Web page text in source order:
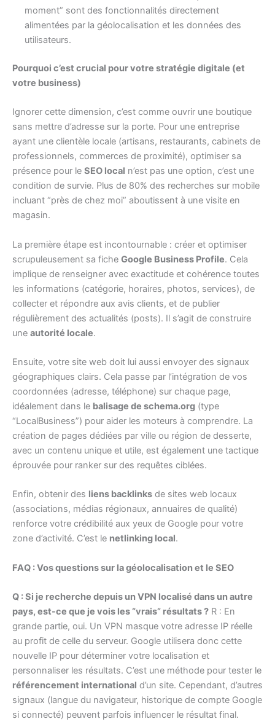
moment” sont des fonctionnalités directement
alimentées par la géolocalisation et les données des
utilisateurs.
Pourquoi c’est crucial pour votre stratégie digitale (et
votre business)
Ignorer cette dimension, c’est comme ouvrir une boutique
sans mettre d’adresse sur la porte. Pour une entreprise
ayant une clientèle locale (artisans, restaurants, cabinets de
professionnels, commerces de proximité), optimiser sa
présence pour le SEO local n’est pas une option, c’est une
condition de survie. Plus de 80% des recherches sur mobile
incluant “près de chez moi” aboutissent à une visite en
magasin.
La première étape est incontournable : créer et optimiser
scrupuleusement sa fiche Google Business Profile. Cela
implique de renseigner avec exactitude et cohérence toutes
les informations (catégorie, horaires, photos, services), de
collecter et répondre aux avis clients, et de publier
régulièrement des actualités (posts). Il s’agit de construire
une autorité locale.
Ensuite, votre site web doit lui aussi envoyer des signaux
géographiques clairs. Cela passe par l’intégration de vos
coordonnées (adresse, téléphone) sur chaque page,
idéalement dans le balisage de schema.org (type
“LocalBusiness”) pour aider les moteurs à comprendre. La
création de pages dédiées par ville ou région de desserte,
avec un contenu unique et utile, est également une tactique
éprouvée pour ranker sur des requêtes ciblées.
Enfin, obtenir des liens backlinks de sites web locaux
(associations, médias régionaux, annuaires de qualité)
renforce votre crédibilité aux yeux de Google pour votre
zone d’activité. C’est le netlinking local.
FAQ : Vos questions sur la géolocalisation et le SEO
Q : Si je recherche depuis un VPN localisé dans un autre
pays, est-ce que je vois les “vrais” résultats ? R : En
grande partie, oui. Un VPN masque votre adresse IP réelle
au profit de celle du serveur. Google utilisera donc cette
nouvelle IP pour déterminer votre localisation et
personnaliser les résultats. C’est une méthode pour tester le
référencement international d’un site. Cependant, d’autres
signaux (langue du navigateur, historique de compte Google
si connecté) peuvent parfois influencer le résultat final.